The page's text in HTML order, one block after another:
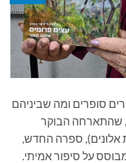
25 בתוכנית ספרים סופרים ומה שביניהם
מאור, שהתארחה הבוקר
אלונים), ספרה החדש,
על סיפור אמיתי.